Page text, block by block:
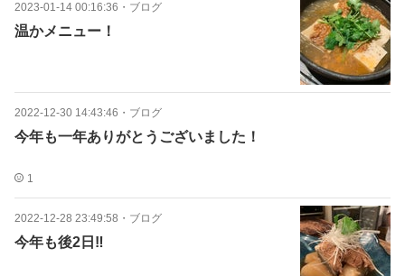
2023-01-14 00:16:36 ・ ブログ
温かメニュー！
2022-12-30 14:43:46 ・ ブログ
今年も一年ありがとうございました！
1
2022-12-28 23:49:58 ・ ブログ
今年も後2日‼️